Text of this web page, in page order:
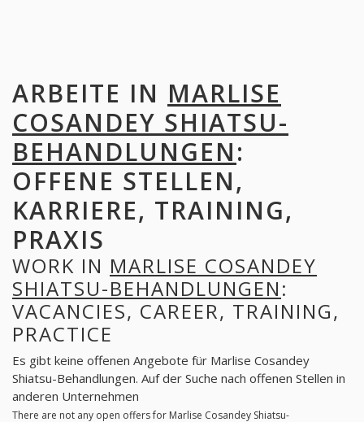
ARBEITE IN MARLISE
COSANDEY SHIATSU-
BEHANDLUNGEN:
OFFENE STELLEN,
KARRIERE, TRAINING,
PRAXIS
WORK IN MARLISE COSANDEY
SHIATSU-BEHANDLUNGEN:
VACANCIES, CAREER, TRAINING,
PRACTICE
Es gibt keine offenen Angebote für Marlise Cosandey
Shiatsu-Behandlungen. Auf der Suche nach offenen Stellen in
anderen Unternehmen
There are not any open offers for Marlise Cosandey Shiatsu-